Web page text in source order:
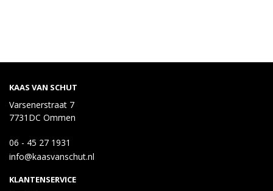
KAAS VAN SCHUT
Varsenerstraat 7
7731DC Ommen
06 - 45 27 1931
info@kaasvanschut.nl
KLANTENSERVICE